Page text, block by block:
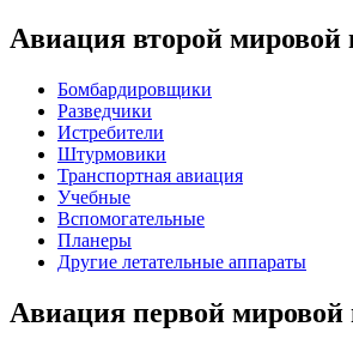
Авиация второй мировой
Бомбардировщики
Разведчики
Истребители
Штурмовики
Транспортная авиация
Учебные
Вспомогательные
Планеры
Другие летательные аппараты
Авиация первой